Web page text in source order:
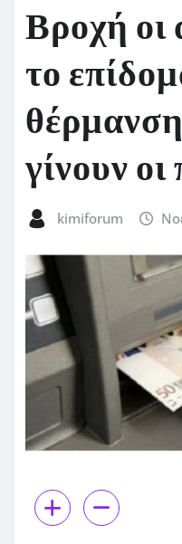
Βροχή οι
το
γίνουν
kimiforum